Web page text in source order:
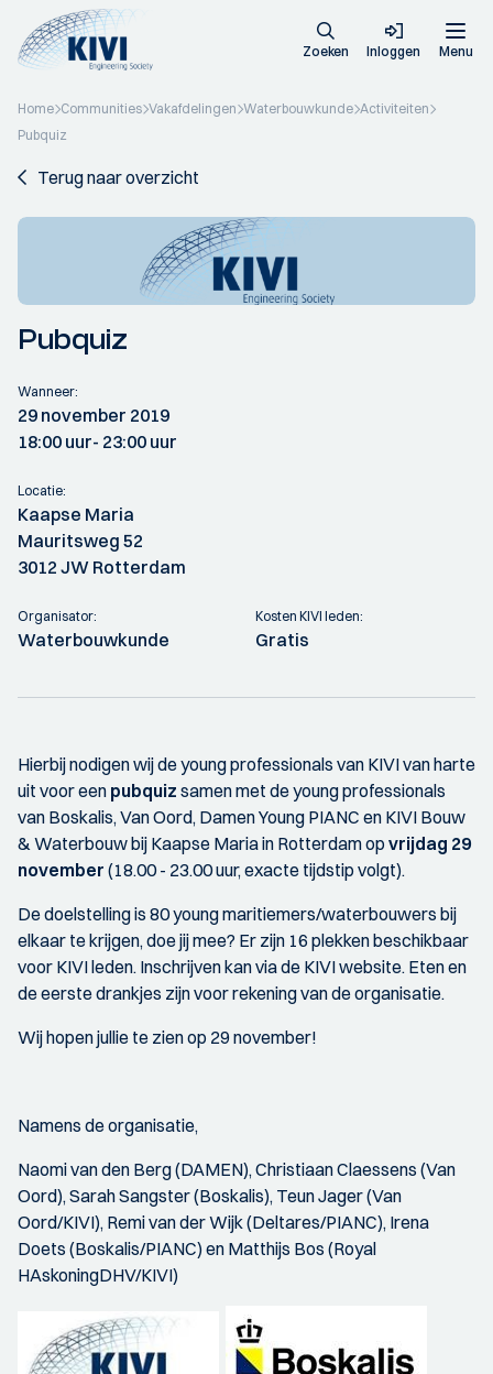
Zoeken Inloggen Menu
Home Communities Vakafdelingen Waterbouwkunde Activiteiten
Pubquiz
Terug naar overzicht
Pubquiz
Wanneer:
29 november 2019
18:00 uur- 23:00 uur
Locatie:
Kaapse Maria
Mauritsweg 52
3012 JW Rotterdam
Organisator:
Waterbouwkunde
Kosten KIVI leden:
Gratis
Hierbij nodigen wij de young professionals van KIVI van harte
uit voor een pubquiz samen met de young professionals
van Boskalis, Van Oord, Damen Young PIANC en KIVI Bouw
& Waterbouw bij Kaapse Maria in Rotterdam op vrijdag 29
november (18.00 - 23.00 uur, exacte tijdstip volgt).
De doelstelling is 80 young maritiemers/waterbouwers bij
elkaar te krijgen, doe jij mee? Er zijn 16 plekken beschikbaar
voor KIVI leden. Inschrijven kan via de KIVI website. Eten en
de eerste drankjes zijn voor rekening van de organisatie.
Wij hopen jullie te zien op 29 november!
Namens de organisatie,
Naomi van den Berg (DAMEN), Christiaan Claessens (Van
Oord), Sarah Sangster (Boskalis), Teun Jager (Van
Oord/KIVI), Remi van der Wijk (Deltares/PIANC), Irena
Doets (Boskalis/PIANC) en Matthijs Bos (Royal
HAskoningDHV/KIVI)